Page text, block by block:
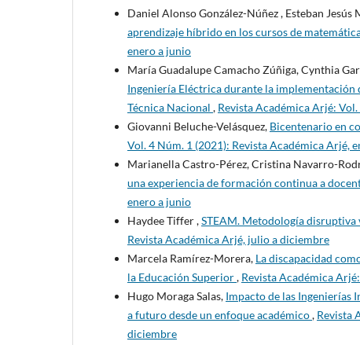
Daniel Alonso González-Núñez , Esteban Jesús
aprendizaje híbrido en los cursos de
enero a junio
María Guadalupe Camacho Zúñiga, Cynthia
Ingeniería Eléctrica durante la
Técnica Nacional , Revista Académica Arjé:
Giovanni Beluche-Velásquez, Bicentenario en
Vol. 4 Núm. 1 (2021): Revista Académica Arjé,
Marianella Castro-Pérez, Cristina Navarro-
una experiencia de formación continua a
enero a junio
Haydee Tiffer ,STEAM. Metodología disruptiva
Revista Académica Arjé, julio a diciembre
Marcela Ramírez-Morera, La discapacidad
la Educación Superior, Revista Académica
Hugo Moraga Salas, Impacto de las Ingenierías
a futuro desde un enfoque académico, Revista
diciembre